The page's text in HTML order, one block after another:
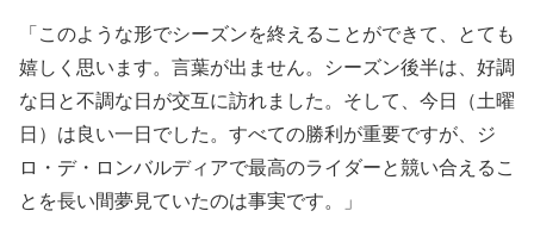
「このような形でシーズンを終えることができて、とても
嬉しく思います。言葉が出ません。シーズン後半は、好調
な日と不調な日が交互に訪れました。そして、今日（土曜
日）は良い一日でした。すべての勝利が重要ですが、ジ
ロ・デ・ロンバルディアで最高のライダーと競い合えるこ
とを長い間夢見ていたのは事実です。」